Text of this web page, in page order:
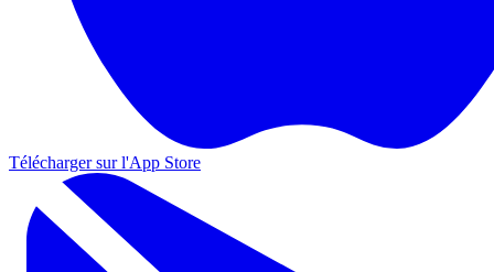
Télécharger sur l'App Store